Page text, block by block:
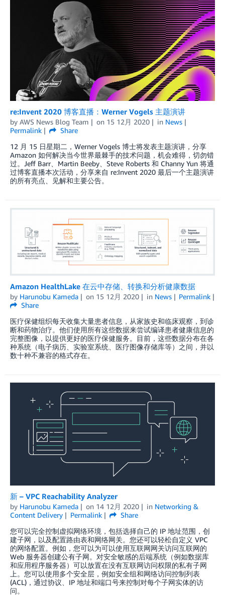
re:Invent 2020 博客直播：Werner Vogels 主题演讲
by AWS News Blog Team on 15 12月 2020 in News
Permalink
Share
12 月 15 日星期二，Werner Vogels 博士将发表主题演讲，分享
Amazon 如何解决当今世界最棘手的技术问题，机会难得，切勿错
过。Jeff Barr、Martin Beeby、Steve Roberts 和 Channy Yun 将通
过博客直播本次活动，分享来自 re:Invent 2020 最后一个主题演讲
的所有亮点、见解和主要公告。
Amazon HealthLake 在云中存储、转换和分析健康数据
by Harunobu Kameda on 15 12月 2020 in News
Permalink
Share
医疗保健组织每天收集大量患者信息，从家族史和临床观察，到诊
断和药物治疗。他们使用所有这些数据来尝试编译患者健康信息的
完整图像，以提供更好的医疗保健服务。目前，这些数据分布在各
种系统（电子病历、实验室系统、医疗图像存储库等）之间，并以
数十种不兼容的格式存在。
新 – VPC Reachability Analyzer
by Harunobu Kameda on 14 12月 2020 in Networking &
Content Delivery
Permalink
Share
您可以完全控制虚拟网络环境，包括选择自己的 IP 地址范围，创
建子网，以及配置路由表和网络网关。您还可以轻松自定义 VPC
的网络配置。例如，您可以为可以使用互联网网关访问互联网的
Web 服务器创建公有子网。对安全敏感的后端系统（例如数据库
和应用程序服务器）可以放置在没有互联网访问权限的私有子网
上。您可以使用多个安全层，例如安全组和网络访问控制列表
(ACL)，通过协议、IP 地址和端口号来控制对每个子网实体的访
问。